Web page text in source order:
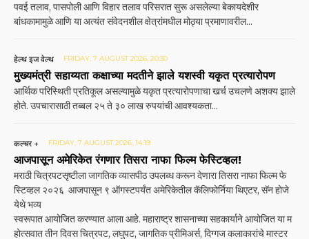
पवई तलाव, पासपोली आणि विहार तलाव परिसरात सुरू असलेल्या बेकायदेशीर
बांधकामामुळे आणि या अत्यंत संवेदनशील क्षेत्रांमधील मोठ्या प्रमाणावरील...
हेल्थ इज वेल्थ FRIDAY, 7 AUGUST 2026, 20:30
मुख्यमंत्री सहाय्यता कक्षाच्या मदतीने झाले यशस्वी यकृत प्रत्यारोपण
आर्थिक परिस्थिती प्रतिकूल असल्यामुळे यकृत प्रत्यारोपणाचा खर्च उचलणे अशक्य झाले
होते. उपचारासाठी तब्बल २५ ते ३० लाख रुपयांची आवश्यकता...
कल्चर + FRIDAY, 7 AUGUST 2026, 14:19
आजपासून अमेरिकेत रंगणार तिसरा नाफा फिल्म फेस्टिव्हल!
मराठी चित्रपटसृष्टीला जागतिक व्यासपीठ उपलब्ध करून देणारा तिसरा नाफा फिल्म फे
स्टिव्हल २०२६ आजपासून ९ ऑगस्टपर्यंत अमेरिकेतील कॅलिफोर्निया थिएटर, सॅन होजे
येथे भव्य
स्वरूपात आयोजित करण्यात आला आहे. महाराष्ट्र शासनाच्या सहकार्याने आयोजित या म
होत्सवात तीन दिवस चित्रपट, लघुपट, जागतिक प्रीमिअर्स, दिग्गज कलाकारांचे मास्टर